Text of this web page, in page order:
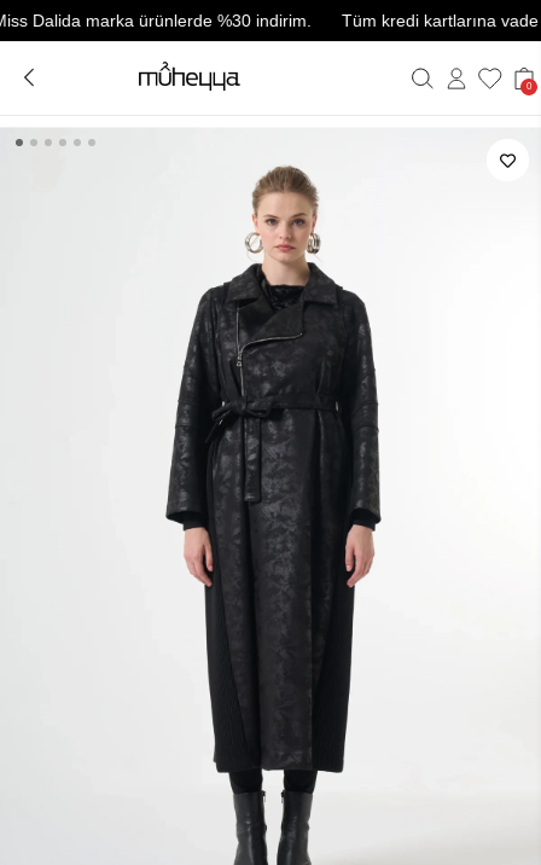
marka ürünlerde %30 indirim. Tüm kredi kartlarına vade
0